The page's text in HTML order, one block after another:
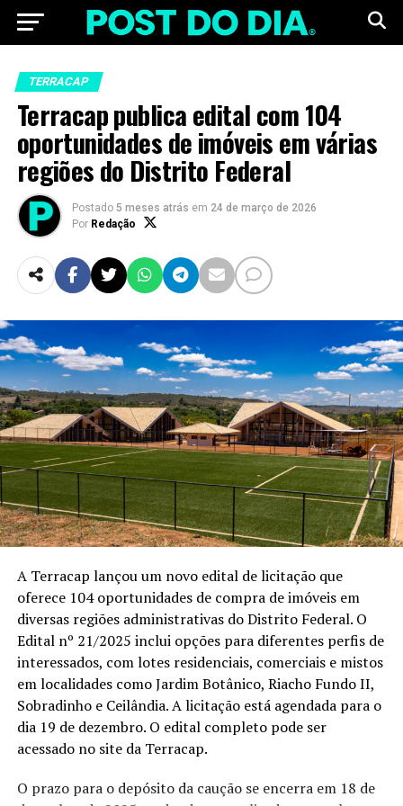
TERRACAP
Terracap publica edital com 104
oportunidades de imóveis em várias
regiões do Distrito Federal
Postado 5 meses atrás em 24 de março de 2026
Por Redação
A Terracap lançou um novo edital de licitação que
oferece 104 oportunidades de compra de imóveis em
diversas regiões administrativas do Distrito Federal. O
Edital nº 21/2025 inclui opções para diferentes perfis de
interessados, com lotes residenciais, comerciais e mistos
em localidades como Jardim Botânico, Riacho Fundo II,
Sobradinho e Ceilândia. A licitação está agendada para o
dia 19 de dezembro. O edital completo pode ser
acessado no site da Terracap.
O prazo para o depósito da caução se encerra em 18 de